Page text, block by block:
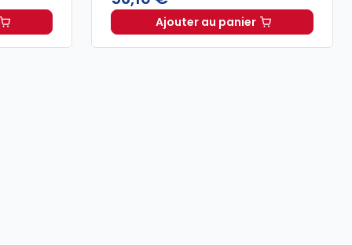
Social à 58,05 € TTC/moisAjouter au panierRevue Droit du Travail à